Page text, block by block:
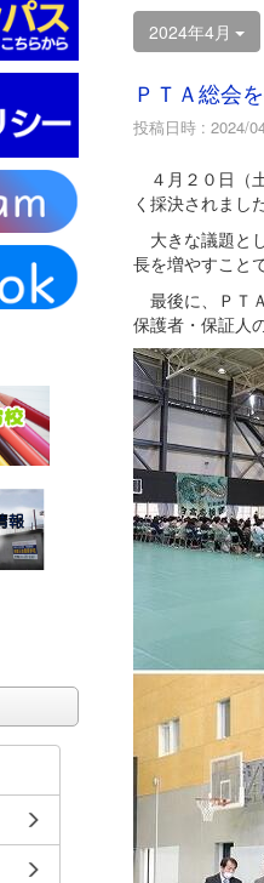
2024年4月
ＰＴＡ総会
投稿日時 : 2024/
４月２０日（
く採決されました
大きな議題と
長を増やすこと
最後に、ＰＴ
保護者・保証人